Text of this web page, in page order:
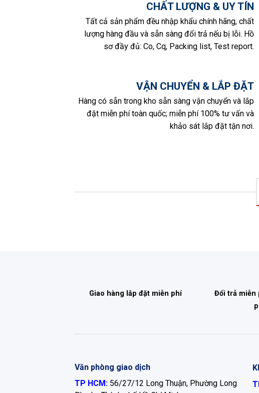
CHẤT LƯỢNG & UY TÍN
Tất cả sản phẩm đều nhập khẩu chính hãng, chất
lượng hàng đầu và sẵn sàng đổi trả nếu bị lỗi. Hồ
sơ đầy đủ: Co, Cq, Packing list, Test report.
VẬN CHUYỂN & LẮP ĐẶT
Hàng có sẵn trong kho sẵn sàng vận chuyển và lắp
đặt miễn phí toàn quốc; miễn phí 100% tư vấn và
khảo sát lắp đặt tận nơi.
Giao hàng lắp đặt miễn phí
Đổi trả miễn
Văn phòng giao dịch
TP HCM: 56/27/12 Long Thuận, Phường Long